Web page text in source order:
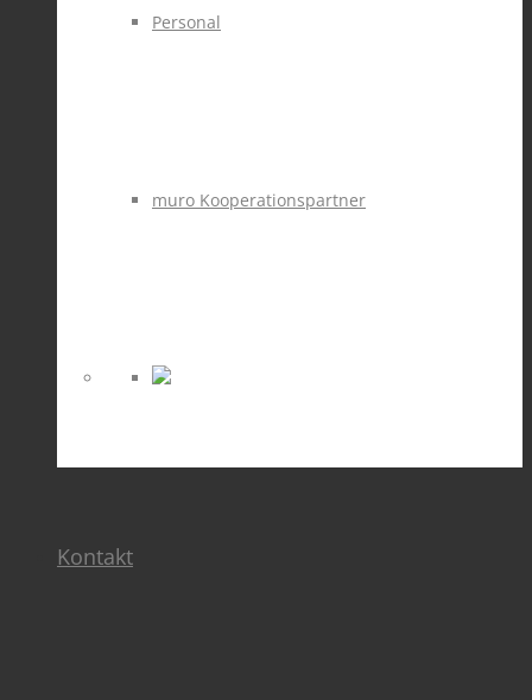
Personal
muro Kooperationspartner
Kontakt